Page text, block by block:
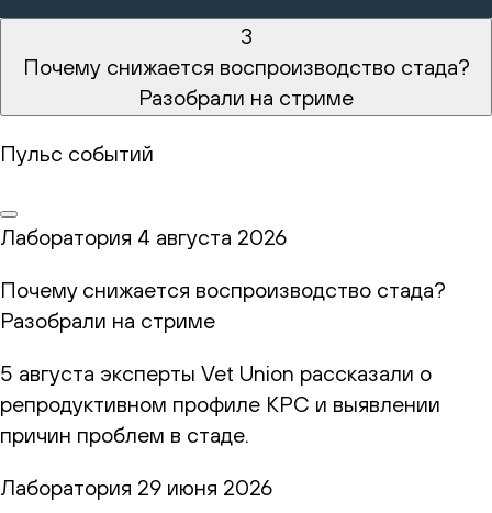
3
Почему снижается воспроизводство стада?
Разобрали на стриме
Пульс событий
Лаборатория 4 августа 2026
Почему снижается воспроизводство стада?
Разобрали на стриме
5 августа эксперты Vet Union рассказали о
репродуктивном профиле КРС и выявлении
причин проблем в стаде.
Лаборатория 29 июня 2026